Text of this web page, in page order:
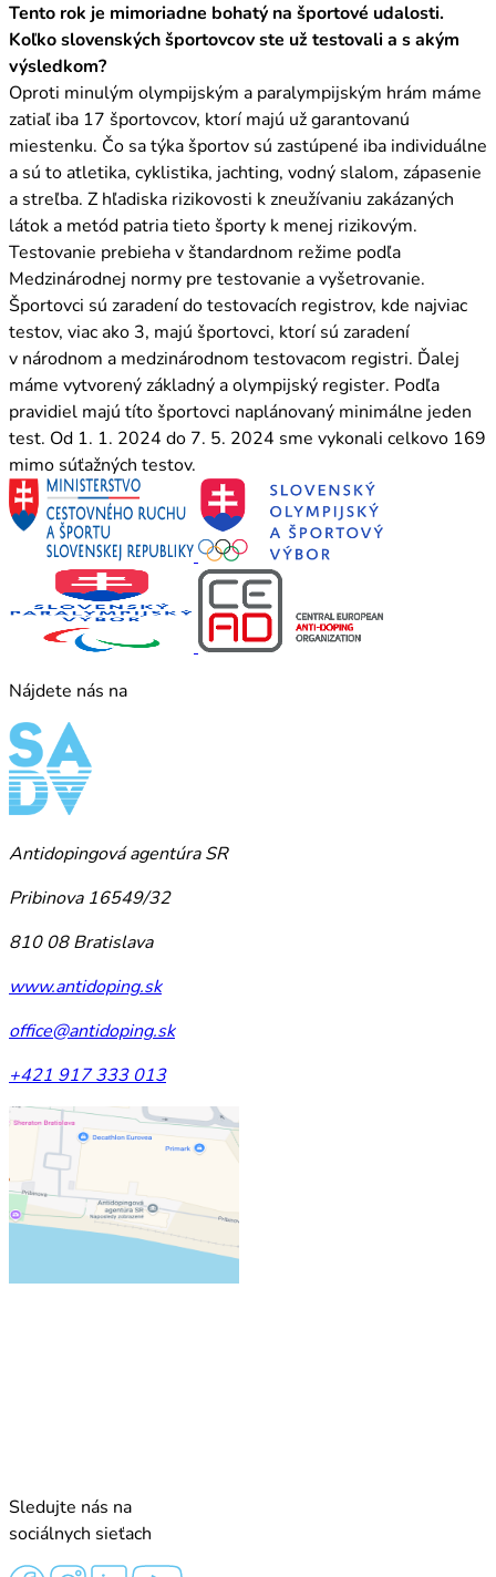
Tento rok je mimoriadne bohatý na športové udalosti.
Koľko slovenských športovcov ste už testovali a s akým
výsledkom?
Oproti minulým olympijským a paralympijským hrám máme
zatiaľ iba 17 športovcov, ktorí majú už garantovanú
miestenku. Čo sa týka športov sú zastúpené iba individuálne
a sú to atletika, cyklistika, jachting, vodný slalom, zápasenie
a streľba. Z hľadiska rizikovosti k zneužívaniu zakázaných
látok a metód patria tieto športy k menej rizikovým.
Testovanie prebieha v štandardnom režime podľa
Medzinárodnej normy pre testovanie a vyšetrovanie.
Športovci sú zaradení do testovacích registrov, kde najviac
testov, viac ako 3, majú športovci, ktorí sú zaradení
v národnom a medzinárodnom testovacom registri. Ďalej
máme vytvorený základný a olympijský register. Podľa
pravidiel majú títo športovci naplánovaný minimálne jeden
test. Od 1. 1. 2024 do 7. 5. 2024 sme vykonali celkovo 169
mimo súťažných testov.
Nájdete nás na
Antidopingová agentúra SR
Pribinova 16549/32
810 08 Bratislava
www.antidoping.sk
office@antidoping.sk
+421 917 333 013
Sledujte nás na
sociálnych sieťach